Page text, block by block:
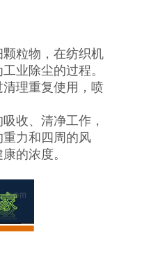
粒物，在纺织机
业除尘的过程。
理重复使用，喷
收、清净工作，
力和四周的风
的浓度。